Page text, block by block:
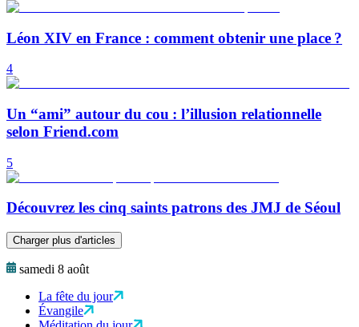
Léon XIV en France : comment obtenir une place ?
4
Un “ami” autour du cou : l’illusion relationnelle
selon Friend.com
5
Découvrez les cinq saints patrons des JMJ de Séoul
Charger plus d'articles
samedi 8 août
La fête du jour
Évangile